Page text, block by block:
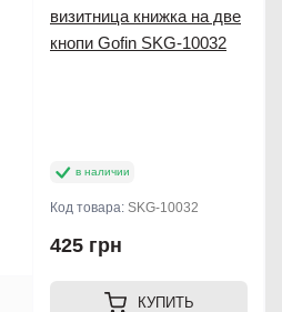
визитница книжка на две
кнопи Gofin SKG-10032
в наличии
Код товара: SKG-10032
425 грн
КУПИТЬ